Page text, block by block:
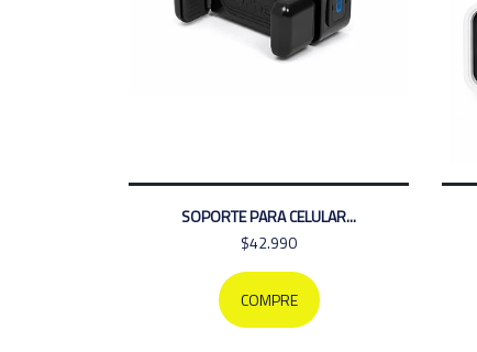
SOPORTE PARA CELULAR...
$42.990
COMPRE